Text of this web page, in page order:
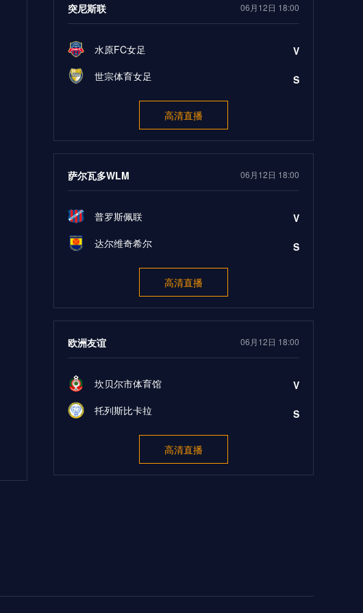
突尼斯联 06月12日 18:00
水原FC女足
世宗体育女足
V
S
高清直播
萨尔瓦多WLM 06月12日 18:00
普罗斯佩联
达尔维奇希尔
V
S
高清直播
欧洲友谊 06月12日 18:00
坎贝尔市体育馆
托列斯比卡拉
V
S
高清直播